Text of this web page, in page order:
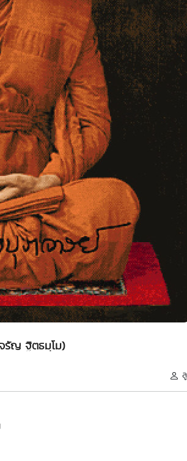
รัญ ฐิตธมฺโม)